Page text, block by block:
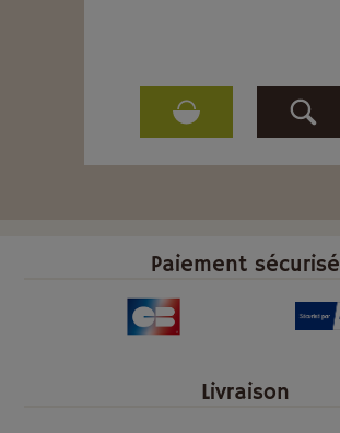
Paiement sécurisé
Livraison